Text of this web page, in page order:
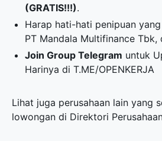
(GRATIS!!!).
Harap hati-hati penipuan
PT Mandala Multifinance Tbk,
Join Group Telegram untuk
Harinya diT.ME/OPENKERJA
Lihat juga perusahaan lain yang
lowongan di Direktori